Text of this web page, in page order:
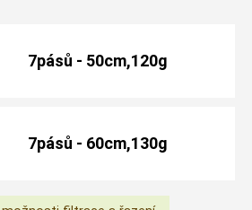
7pásů - 50cm,120g
7pásů - 60cm,130g